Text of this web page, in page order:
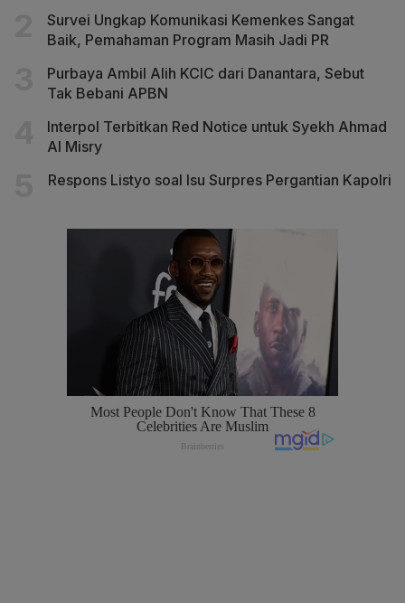
Survei Ungkap Komunikasi Kemenkes Sangat
Baik, Pemahaman Program Masih Jadi PR
Purbaya Ambil Alih KCIC dari Danantara, Sebut
Tak Bebani APBN
Interpol Terbitkan Red Notice untuk Syekh Ahmad
Al Misry
Respons Listyo soal Isu Surpres Pergantian Kapolri